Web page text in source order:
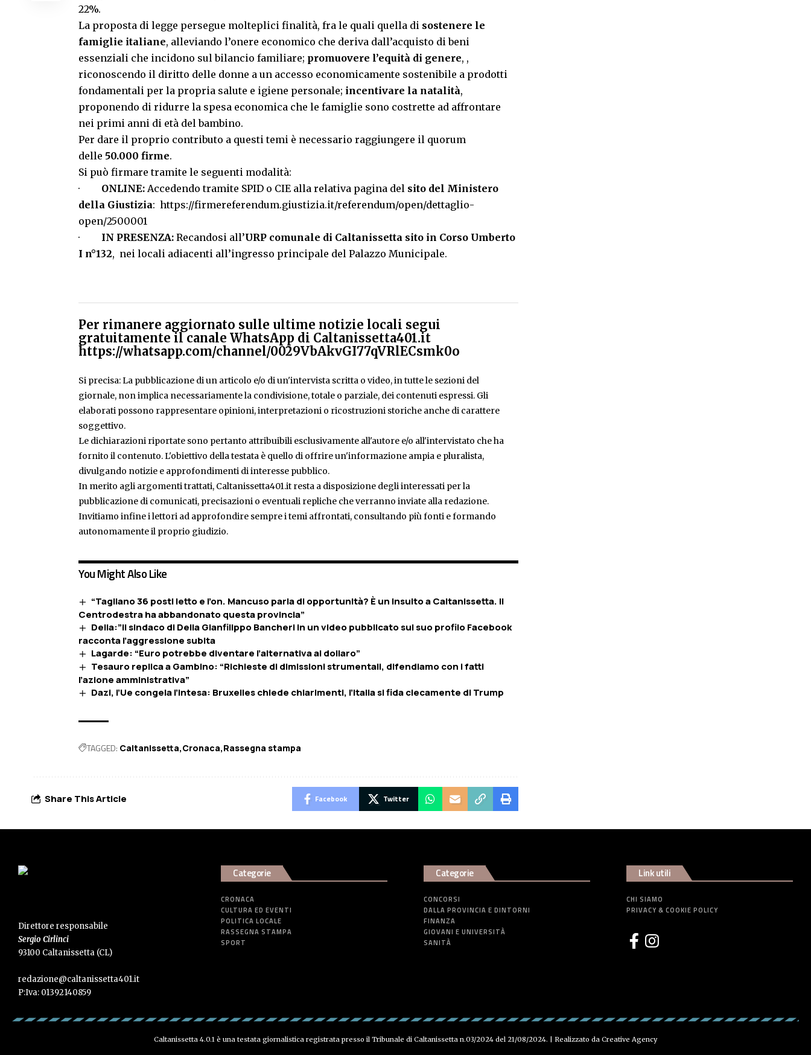
22%.
La proposta di legge persegue molteplici finalità, fra le quali quella di sostenere le
famiglie italiane, alleviando l’onere economico che deriva dall’acquisto di beni
essenziali che incidono sul bilancio familiare; promuovere l’equità di genere, ,
riconoscendo il diritto delle donne a un accesso economicamente sostenibile a prodotti
fondamentali per la propria salute e igiene personale; incentivare la natalità,
proponendo di ridurre la spesa economica che le famiglie sono costrette ad affrontare
nei primi anni di età del bambino.
Per dare il proprio contributo a questi temi è necessario raggiungere il quorum
delle 50.000 firme.
Si può firmare tramite le seguenti modalità:
· ONLINE: Accedendo tramite SPID o CIE alla relativa pagina del sito del Ministero
della Giustizia: https://firmereferendum.giustizia.it/referendum/open/dettaglio-
open/2500001
· IN PRESENZA: Recandosi all’URP comunale di Caltanissetta sito in Corso Umberto
I n°132, nei locali adiacenti all’ingresso principale del Palazzo Municipale.
Per rimanere aggiornato sulle ultime notizie locali segui
gratuitamente il canale WhatsApp di Caltanissetta401.it
https://whatsapp.com/channel/0029VbAkvGI77qVRlECsmk0o
Si precisa: La pubblicazione di un articolo e/o di un'intervista scritta o video, in tutte le sezioni del
giornale, non implica necessariamente la condivisione, totale o parziale, dei contenuti espressi. Gli
elaborati possono rappresentare opinioni, interpretazioni o ricostruzioni storiche anche di carattere
soggettivo.
Le dichiarazioni riportate sono pertanto attribuibili esclusivamente all'autore e/o all'intervistato che ha
fornito il contenuto. L'obiettivo della testata è quello di offrire un'informazione ampia e pluralista,
divulgando notizie e approfondimenti di interesse pubblico.
In merito agli argomenti trattati, Caltanissetta401.it resta a disposizione degli interessati per la
pubblicazione di comunicati, precisazioni o eventuali repliche che verranno inviate alla redazione.
Invitiamo infine i lettori ad approfondire sempre i temi affrontati, consultando più fonti e formando
autonomamente il proprio giudizio.
You Might Also Like
“Tagliano 36 posti letto e l’on. Mancuso parla di opportunità? È un insulto a Caltanissetta. Il
Centrodestra ha abbandonato questa provincia”
Delia:”Il sindaco di Delia Gianfilippo Bancheri in un video pubblicato sul suo profilo Facebook
racconta l’aggressione subita
Lagarde: “Euro potrebbe diventare l’alternativa al dollaro”
Tesauro replica a Gambino: “Richieste di dimissioni strumentali, difendiamo con i fatti
l’azione amministrativa”
Dazi, l’Ue congela l’intesa: Bruxelles chiede chiarimenti, l’Italia si fida ciecamente di Trump
TAGGED: Caltanissetta Cronaca Rassegna stampa
Share This Article Facebook Twitter
Direttore responsabile
Sergio Cirlinci
93100 Caltanissetta (CL)
redazione@caltanissetta401.it
P:Iva: 01392140859
Categorie
CRONACA
CULTURA ED EVENTI
POLITICA LOCALE
RASSEGNA STAMPA
SPORT
Categorie
CONCORSI
DALLA PROVINCIA E DINTORNI
FINANZA
GIOVANI E UNIVERSITÀ
SANITÀ
Link utili
CHI SIAMO
PRIVACY & COOKIE POLICY
Caltanissetta 4.0.1 è una testata giornalistica registrata presso il Tribunale di Caltanissetta n.03/2024 del 21/08/2024. | Realizzato da Creative Agency